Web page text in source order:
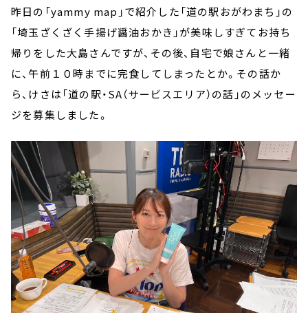
昨日の「yammy map」で紹介した「道の駅おがわまち」の
「埼玉ざくざく手揚げ醤油おかき」が美味しすぎてお持ち
帰りをした大島さんですが、その後、自宅で娘さんと一緒
に、午前１０時までに完食してしまったとか。その話か
ら、けさは「道の駅・SA（サービスエリア）の話」のメッセー
ジを募集しました。